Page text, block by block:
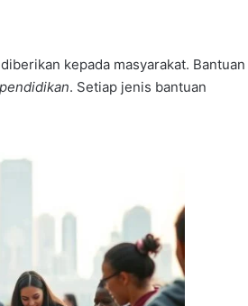
kepada masyarakat. Bantuan
. Setiap jenis bantuan